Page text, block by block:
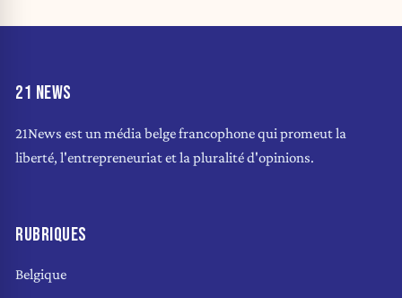
21 NEWS
21News est un média belge francophone qui promeut la
liberté, l'entrepreneuriat et la pluralité d'opinions.
RUBRIQUES
Belgique